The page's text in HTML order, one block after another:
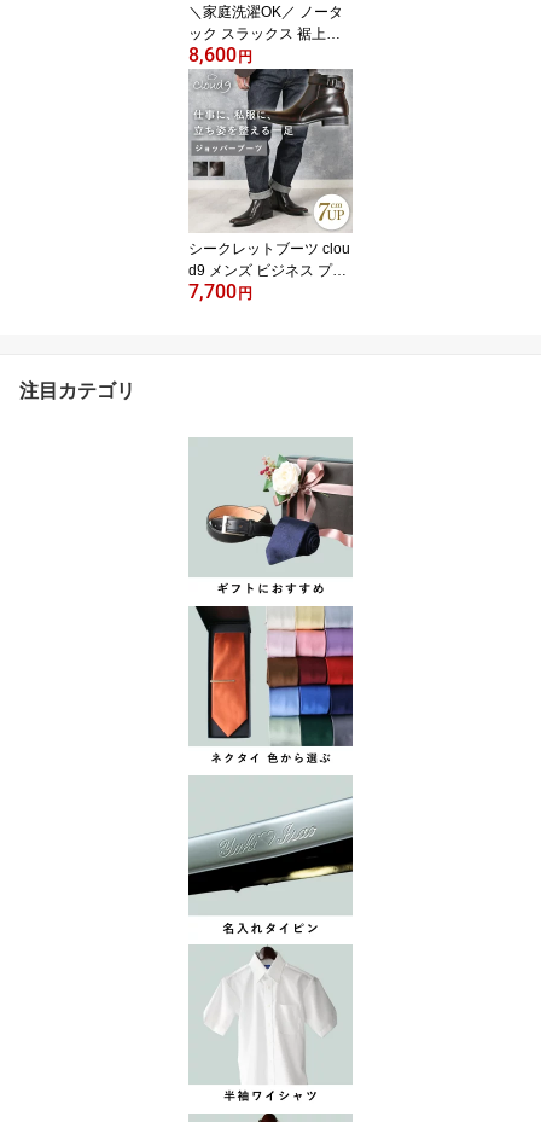
＼家庭洗濯OK／ ノータ
ック スラックス 裾上げ
テープ付き グレー パン
ツ ウォッシャブル ビジ
ネス 通勤 リクルート 出
張 ストレッチ シンプル
オールシーズン 春夏 秋
冬 76cm 79cm 82cm 85c
m 88cm 91cm 94cm 灰色
洗い替え 洗濯機 ベルト
ピンループ 50代 60代 夫
旦那
8,600 円
シークレットブーツ clou
d9 メンズ ビジネス プレ
ーントゥ ジョッパーブー
50代 60代 父の日 実用的
7,700 円
注目カテゴリ